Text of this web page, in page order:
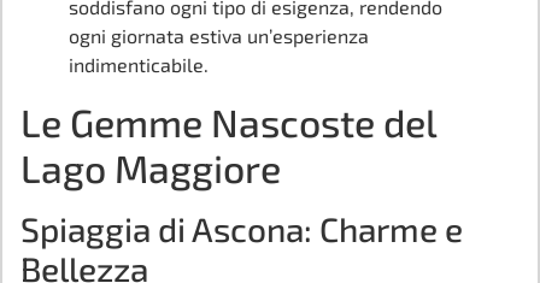
soddisfano ogni tipo di esigenza, rendendo
ogni giornata estiva un’esperienza
indimenticabile.
Le Gemme Nascoste del
Lago Maggiore
Spiaggia di Ascona: Charme e
Bellezza